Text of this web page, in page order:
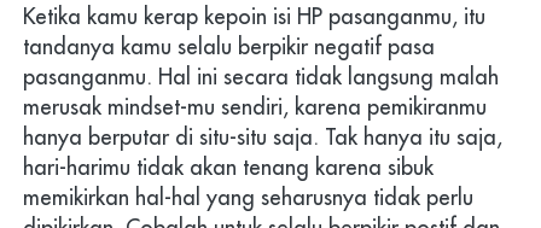
Ketika kamu kerap kepoin isi HP pasanganmu, itu
tandanya kamu selalu berpikir negatif pasa
pasanganmu. Hal ini secara tidak langsung malah
merusak mindset-mu sendiri, karena pemikiranmu
hanya berputar di situ-situ saja. Tak hanya itu saja,
hari-harimu tidak akan tenang karena sibuk
memikirkan hal-hal yang seharusnya tidak perlu